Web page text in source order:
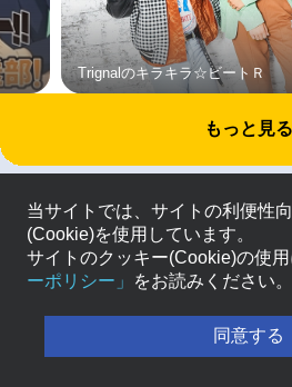
Trignalのキラキラ☆ビートＲ
もっと見る
当サイトでは、サイトの利便性
(Cookie)を使用しています。
サイトのクッキー(Cookie)の使用
ーポリシー」
をお読みください。
同意する